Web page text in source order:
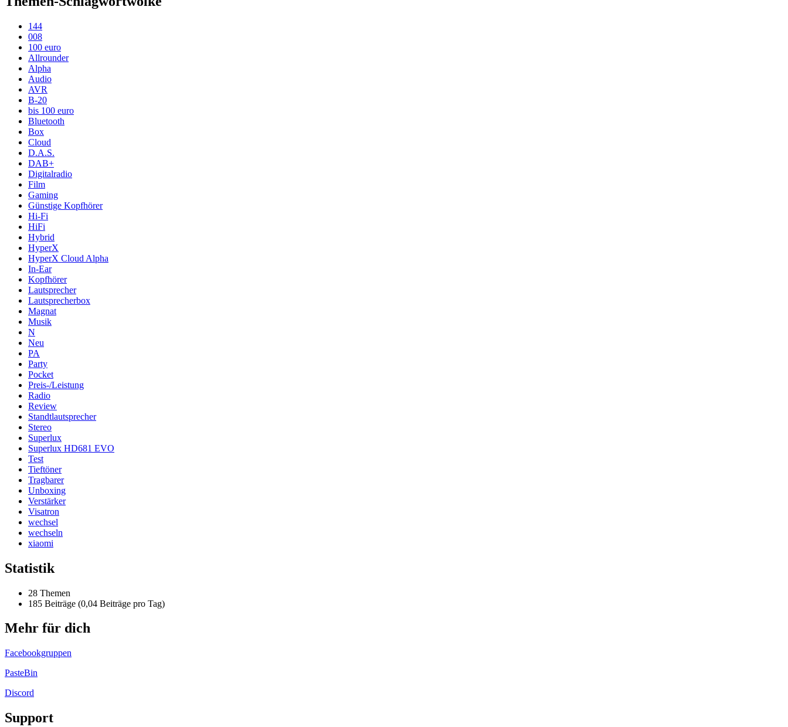
144
008
100 euro
Allrounder
Alpha
Audio
AVR
B-20
bis 100 euro
Bluetooth
Box
Cloud
D.A.S.
DAB+
Digitalradio
Film
Gaming
Günstige Kopfhörer
Hi-Fi
HiFi
Hybrid
HyperX
HyperX Cloud Alpha
In-Ear
Kopfhörer
Lautsprecher
Lautsprecherbox
Magnat
Musik
N
Neu
PA
Party
Pocket
Preis-/Leistung
Radio
Review
Standtlautsprecher
Stereo
Superlux
Superlux HD681 EVO
Test
Tieftöner
Tragbarer
Unboxing
Verstärker
Visatron
wechsel
wechseln
xiaomi
Statistik
28 Themen
185 Beiträge (0,04 Beiträge pro Tag)
Mehr für dich
Facebookgruppen
PasteBin
Discord
Support